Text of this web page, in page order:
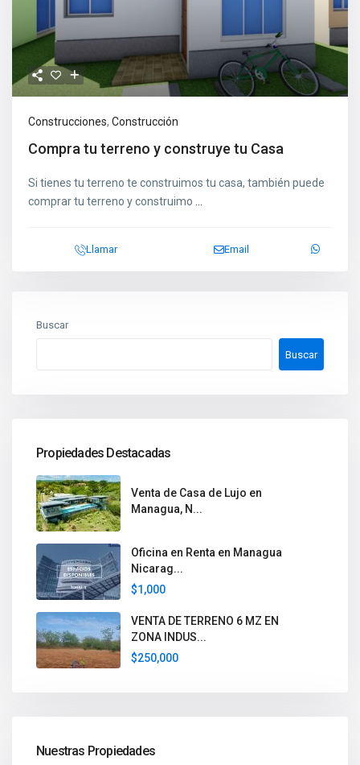
Construcciones, Construcción
Compra tu terreno y construye tu Casa
Si tienes tu terreno te construimos tu casa, también puede
comprar tu terreno y construimo ...
Llamar Email
Buscar
Buscar
Propiedades Destacadas
Venta de Casa de Lujo en
Managua, N...
Oficina en Renta en Managua
Nicarag...
$1,000
VENTA DE TERRENO 6 MZ EN
ZONA INDUS...
$250,000
Nuestras Propiedades